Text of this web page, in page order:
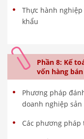
Thực hành
khẩu
Phần 8: Kế
vốn hàng
Phương pháp
doanh nghiệp sản
Các phương